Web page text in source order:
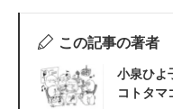
この記事の著者
小泉ひよ
コトタマ